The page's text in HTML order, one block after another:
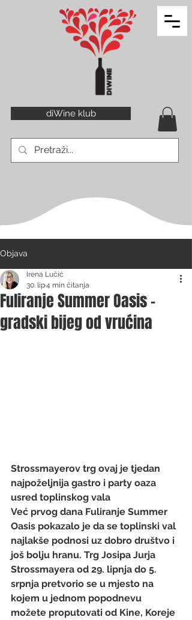
diWine klub
Objava
Fuliranje Summer Oasis -
gradski bijeg od vrućina
Irena Lučić
30. lip4 min čitanja
Strossmayerov trg ovaj je tjedan
najpoželjnija gastro i party oaza
usred toplinskog vala
Već prvog dana Fuliranje Summer
Oasis pokazalo je da se toplinski val
najlakše podnosi uz dobro društvo i
još bolju hranu. Trg Josipa Jurja
Strossmayera od 29. lipnja do 5.
srpnja pretvorio se u mjesto na
kojem u jednom popodnevu
možete proputovati od Kine, Koreje